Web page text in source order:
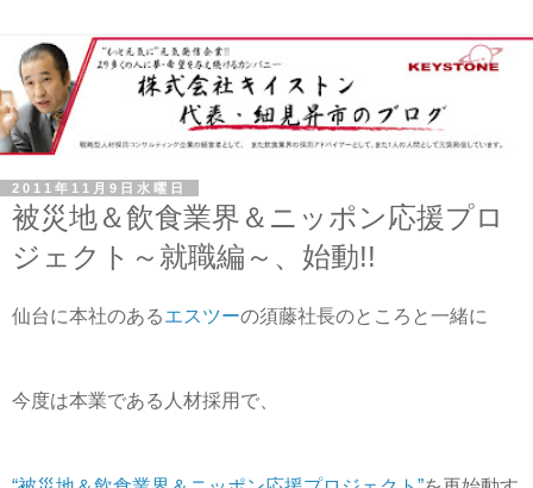
2011年11月9日水曜日
被災地＆飲食業界＆ニッポン応援プロ
ジェクト～就職編～、始動!!
仙台に本社のあるエスツーの須藤社長のところと一緒に
今度は本業である人材採用で、